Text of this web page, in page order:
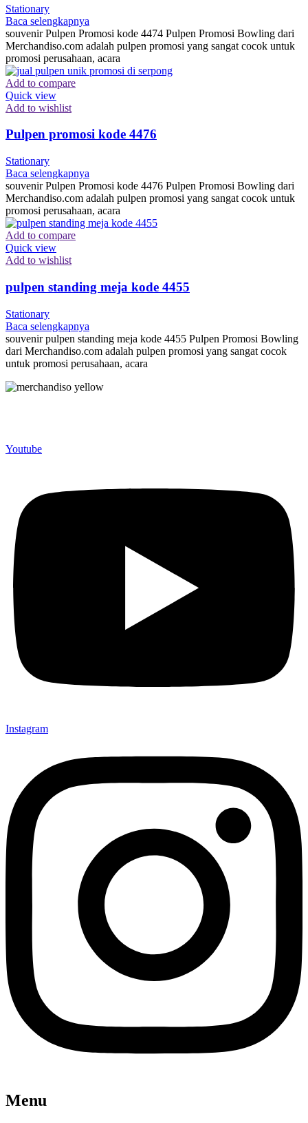
Stationary
Baca selengkapnya
souvenir Pulpen Promosi kode 4474 Pulpen Promosi Bowling dari
Merchandiso.com adalah pulpen promosi yang sangat cocok untuk
promosi perusahaan, acara
Add to compare
Quick view
Add to wishlist
Pulpen promosi kode 4476
Stationary
Baca selengkapnya
souvenir Pulpen Promosi kode 4476 Pulpen Promosi Bowling dari
Merchandiso.com adalah pulpen promosi yang sangat cocok untuk
promosi perusahaan, acara
Add to compare
Quick view
Add to wishlist
pulpen standing meja kode 4455
Stationary
Baca selengkapnya
souvenir pulpen standing meja kode 4455 Pulpen Promosi Bowling
dari Merchandiso.com adalah pulpen promosi yang sangat cocok
untuk promosi perusahaan, acara
Youtube
Instagram
Menu